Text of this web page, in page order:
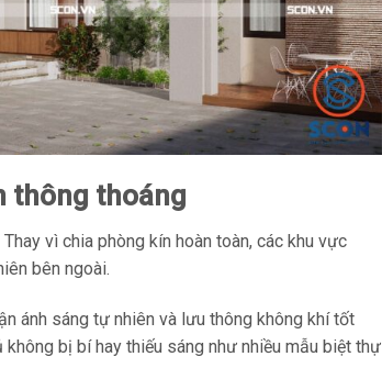
thông thoáng
vì chia phòng kín hoàn toàn, các khu vực
bên ngoài.
ánh sáng tự nhiên và lưu thông không khí tốt
bị bí hay thiếu sáng như nhiều mẫu biệt thự